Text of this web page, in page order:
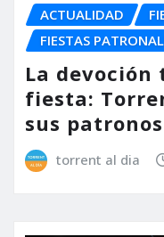
ACTUALIDAD
FIESTAS
La devoción
fiesta:
sus
torrent al dia